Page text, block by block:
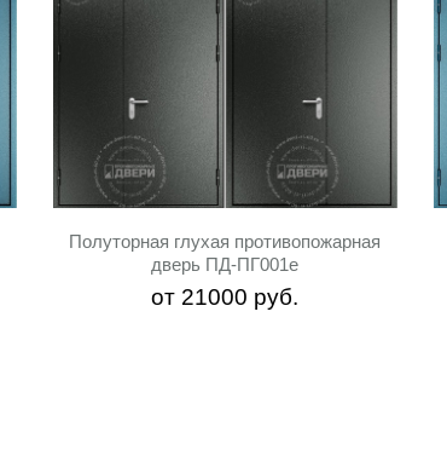
Полуторная глухая противопожарная
дверь ПД-ПГ001e
от 21000 руб.